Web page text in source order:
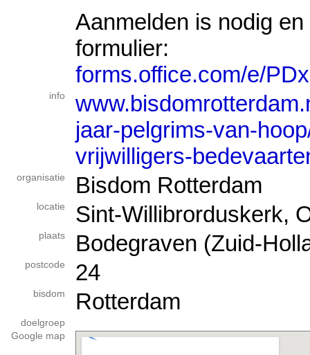
Aanmelden is nodig
formulier:
forms.office.com/e/
info
jaar-pelgrims-van-
vrijwilligers-
organisatie Bisdom Rotterdam
locatie Sint-Willibrorduskerk,
plaats Bodegraven (Zuid-
postcode 24
bisdom Rotterdam
doelgroep
Google map